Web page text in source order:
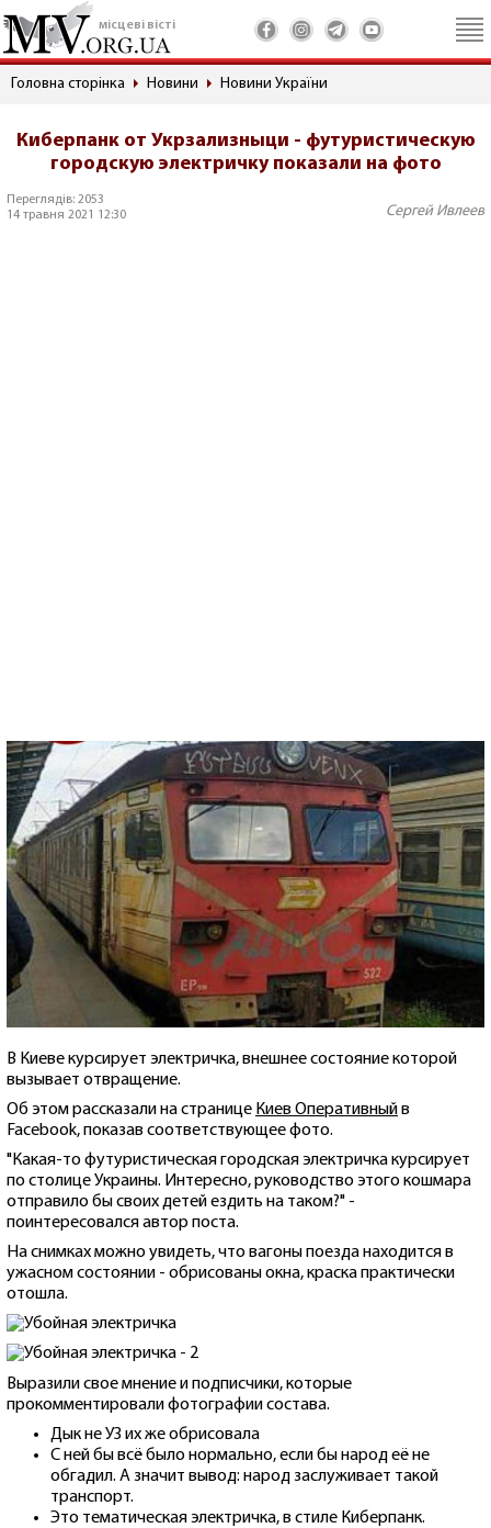
місцеві вісті
Головна сторінка Новини Новини України
Киберпанк от Укрзализныци - футуристическую
городскую электричку показали на фото
Переглядів: 2053
14 травня 2021 12:30
Сергей Ивлеев
В Киеве курсирует электричка, внешнее состояние которой
вызывает отвращение.
Об этом рассказали на странице Киев Оперативныйв
Facebook, показав соответствующее фото.
"Какая-то футуристическая городская электричка курсирует
по столице Украины. Интересно, руководство этого кошмара
отправило бы своих детей ездить на таком?" -
поинтересовался автор поста.
На снимках можно увидеть, что вагоны поезда находится в
ужасном состоянии - обрисованы окна, краска практически
отошла.
Выразили свое мнение и подписчики, которые
прокомментировали фотографии состава.
Дык не УЗ их же обрисовала
С ней бы всё было нормально, если бы народ её не
обгадил. А значит вывод: народ заслуживает такой
транспорт.
Это тематическая электричка, в стиле Киберпанк.